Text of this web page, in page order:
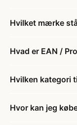
Hvilket mærke
Hvad er EAN /
Hvilken kategori
Hvor kan jeg